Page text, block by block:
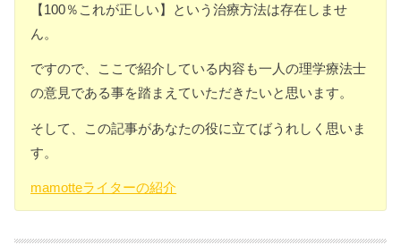
【100％これが正しい】という治療方法は存在しませ
ん。
ですので、ここで紹介している内容も一人の理学療法士
の意見である事を踏まえていただきたいと思います。
そして、この記事があなたの役に立てばうれしく思いま
す。
mamotteライターの紹介